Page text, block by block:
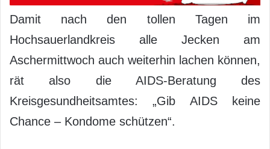
Damit nach den tollen Tagen im
Hochsauerlandkreis alle Jecken am
Aschermittwoch auch weiterhin lachen können,
rät also die AIDS-Beratung des
Kreisgesundheitsamtes: „Gib AIDS keine
Chance – Kondome schützen“.